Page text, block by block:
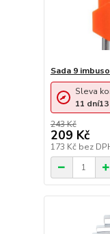
Sada 9
243 Kč
209 Kč
173 Kč bez
Sleva
11 dní13